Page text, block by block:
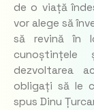
de o viață
vor alege să
să revină în
dezvoltarea
obligați să le
spus Dinu